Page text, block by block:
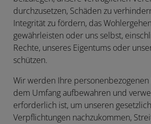
durchzusetzen, Schäden zu
Integrität zu fördern, das
gewährleisten oder uns selbst,
Rechte, unseres Eigentums oder
schützen.
Wir werden Ihre personenbezogenen
dem Umfang aufbewahren und
erforderlich ist, um unseren
Verpflichtungen nachzukommen,